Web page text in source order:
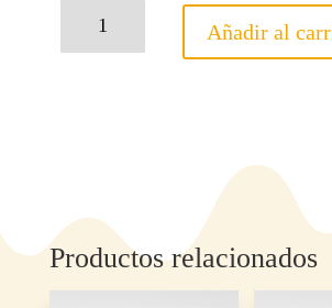
Añadir al
Productos relacionados